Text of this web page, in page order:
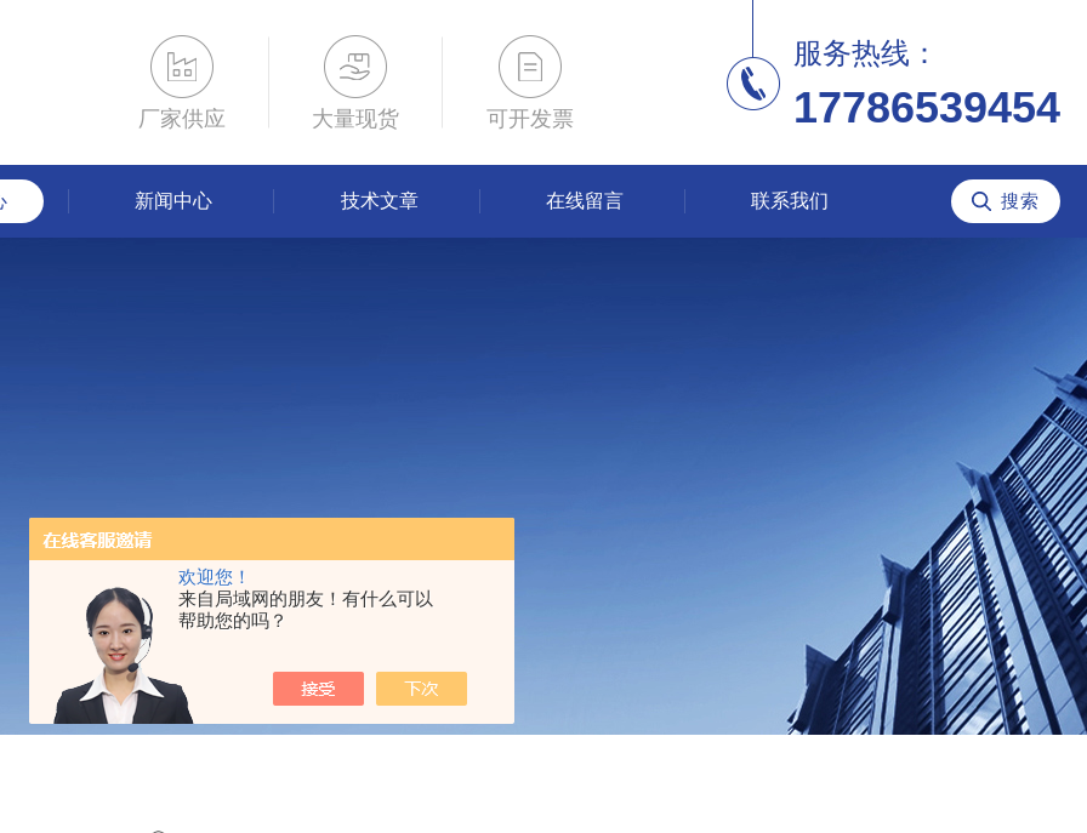
欢迎您！
来自局域网的朋友！有什么可以
帮助您的吗？
厂家供应 大量现货 可开发票
服务热线：
17786539454
新闻中心 技术文章 在线留言 联系我们